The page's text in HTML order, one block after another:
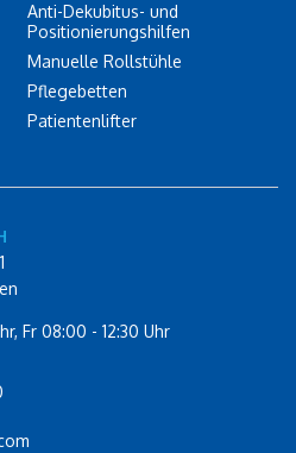
Anti-Dekubitus- und
Positionierungshilfen
Manuelle Rollstühle
Pflegebetten
Patientenlifter
Fr 08:00 - 12:30 Uhr